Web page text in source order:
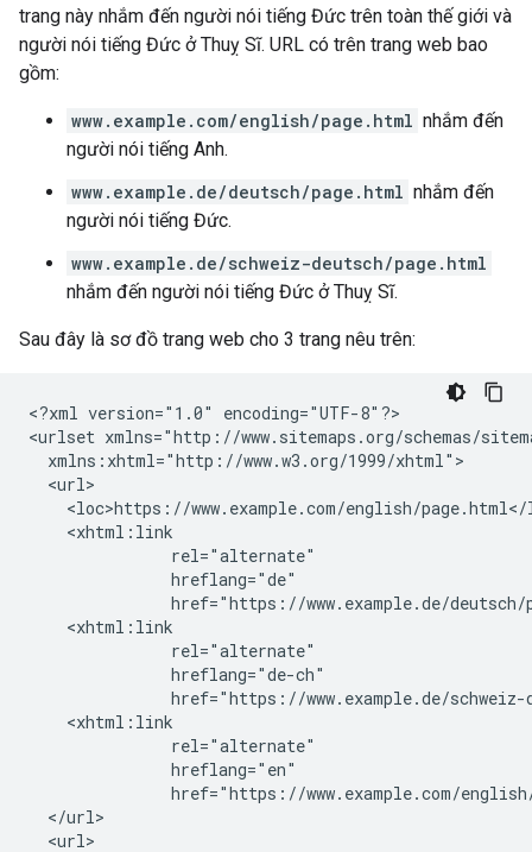
trang này nhắm đến người nói tiếng Đức trên toàn thế giới và
người nói tiếng Đức ở Thuỵ Sĩ. URL có trên trang web bao
gồm:
www.example.com/english/page.html nhắm đến
người nói tiếng Anh.
www.example.de/deutsch/page.html nhắm đến
người nói tiếng Đức.
www.example.de/schweiz-deutsch/page.html
nhắm đến người nói tiếng Đức ở Thuỵ Sĩ.
Sau đây là sơ đồ trang web cho 3 trang nêu trên:
<?xml version="1.0" encoding="UTF-8"?>
<urlset xmlns="http://www.sitemaps.org/schemas/
  xmlns:xhtml="http://www.w3.org/1999/xhtml">
  <url>
<loc>https://www.example.com/english/page.html</
    <xhtml:link
               rel="alternate"
               hreflang="de"
href="https://www.example.de/
    <xhtml:link
               rel="alternate"
               hreflang="de-ch"
href="https://www.example.de/
    <xhtml:link
               rel="alternate"
               hreflang="en"
href="https://www.example.com/
  </url>
  <url>